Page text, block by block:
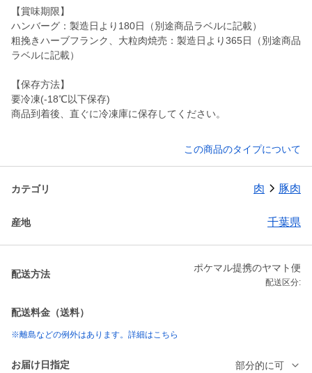
【賞味期限】
ハンバーグ：製造日より180日（別途商品ラベルに記載）
粗挽きハーブフランク、大粒肉焼売：製造日より365日（別途商品
ラベルに記載）
【保存方法】
要冷凍(-18℃以下保存)
商品到着後、直ぐに冷凍庫に保存してください。
この商品のタイプについて
カテゴリ 肉 豚肉
産地 千葉県
配送方法
ポケマル提携のヤマト便
配送区分:
配送料金（送料）
※離島などの例外はあります。詳細はこちら
お届け日指定 部分的に可